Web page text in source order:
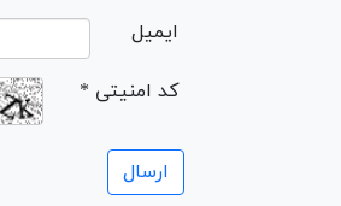
ایمیل
* کد امنیتی